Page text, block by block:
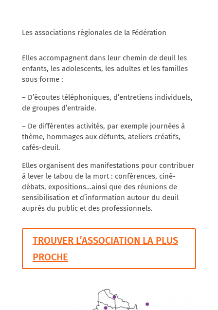
Les associations régionales de la Fédération
Elles accompagnent dans leur chemin de deuil les
enfants, les adolescents, les adultes et les familles
sous forme :
– D’écoutes téléphoniques, d’entretiens individuels,
de groupes d’entraide.
– De différentes activités, par exemple journées à
thème, hommages aux défunts, ateliers créatifs,
cafés-deuil.
Elles organisent des manifestations pour contribuer
à lever le tabou de la mort : conférences, ciné-
débats, expositions…ainsi que des réunions de
sensibilisation et d’information autour du deuil
auprès du public et des professionnels.
TROUVER L’ASSOCIATION LA PLUS
PROCHE